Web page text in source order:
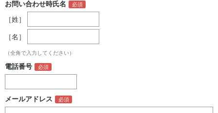
お問い合わせ時氏名
［姓］
［名］
（全角で入力してください）
電話番号
メールアドレス